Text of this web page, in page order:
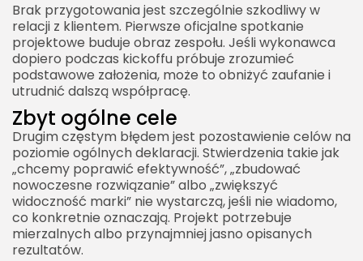
Brak przygotowania jest szczególnie szkodliwy w
relacji z klientem. Pierwsze oficjalne spotkanie
projektowe buduje obraz zespołu. Jeśli wykonawca
dopiero podczas kickoffu próbuje zrozumieć
podstawowe założenia, może to obniżyć zaufanie i
utrudnić dalszą współpracę.
Zbyt ogólne cele
Drugim częstym błędem jest pozostawienie celów na
poziomie ogólnych deklaracji. Stwierdzenia takie jak
„chcemy poprawić efektywność”, „zbudować
nowoczesne rozwiązanie” albo „zwiększyć
widoczność marki” nie wystarczą, jeśli nie wiadomo,
co konkretnie oznaczają. Projekt potrzebuje
mierzalnych albo przynajmniej jasno opisanych
rezultatów.